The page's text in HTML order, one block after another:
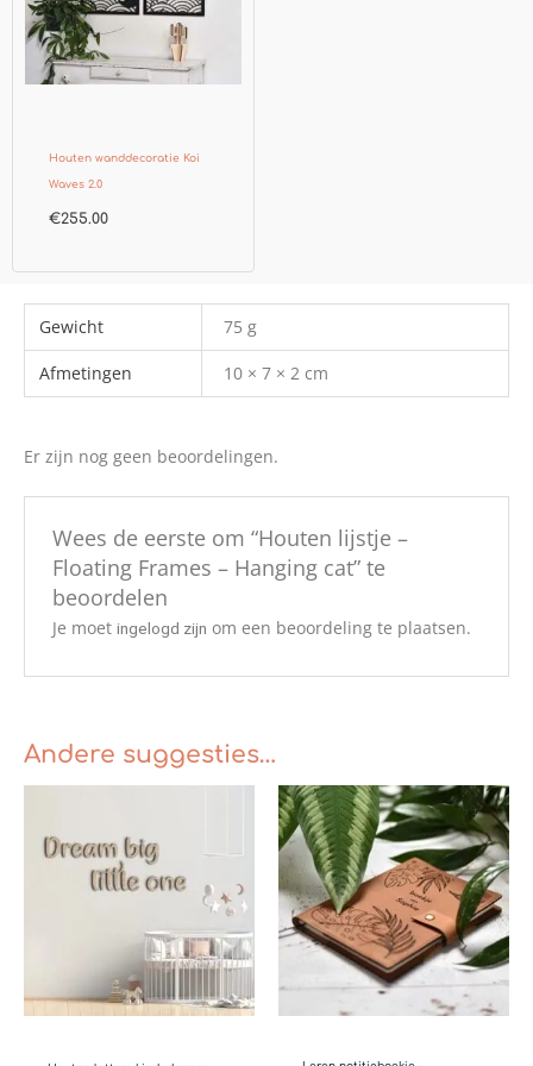
Houten wanddecoratie Koi
Waves 2.0
€255.00
Gewicht 75 g
Afmetingen 10 × 7 × 2 cm
Er zijn nog geen beoordelingen.
Wees de eerste om “Houten lijstje –
Floating Frames – Hanging cat” te
beoordelen
Je moet ingelogd zijn om een beoordeling te plaatsen.
Andere suggesties…
€210.00
Prijsklasse:
€39.95
tot
€75.00